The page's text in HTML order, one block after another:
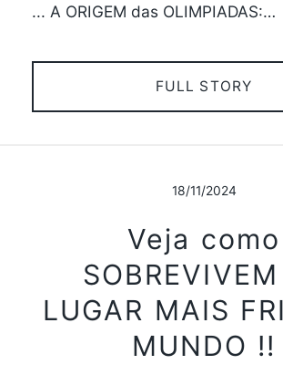
... A ORIGEM das OLIMPIADAS:…
FULL STORY
18/11/2024
Veja como
LUGAR MAIS
MUNDO !!